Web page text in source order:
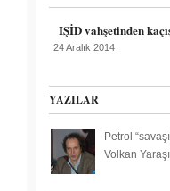
IŞİD vahşetinden
24 Aralık 2014
YAZILAR
Petrol
Volkan